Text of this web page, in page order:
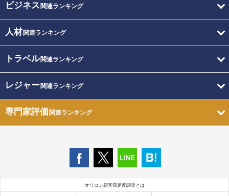
ビジネス 関連ランキング
人材関連ランキング
トラベル関連ランキング
レジャー関連ランキング
専門家評価関連ランキング
オリコン顧客満足度調査とは